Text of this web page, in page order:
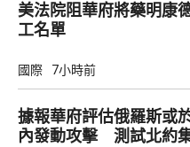
美法院阻華府將藥明康
工名單
國際 7小時前
據報華府評估俄羅斯或
內發動攻擊 測試北約